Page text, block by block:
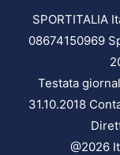
SPORTITALIA
08674150969
Testata
31.10.2018
@2026